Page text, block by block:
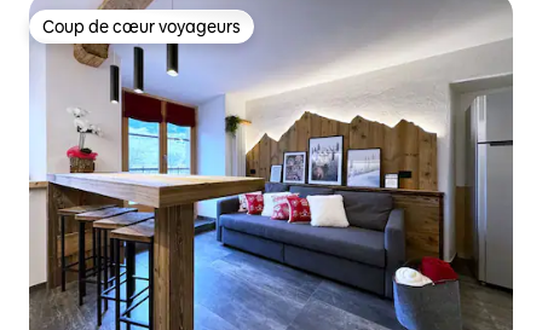
Coup de cœur voyageurs
Coup de cœur voyageurs